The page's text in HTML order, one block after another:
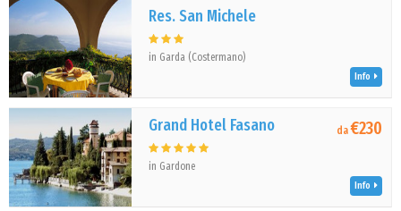
Res. San Michele
in Garda (Costermano)
Info
Grand Hotel Fasano
in Gardone
da€230
Info